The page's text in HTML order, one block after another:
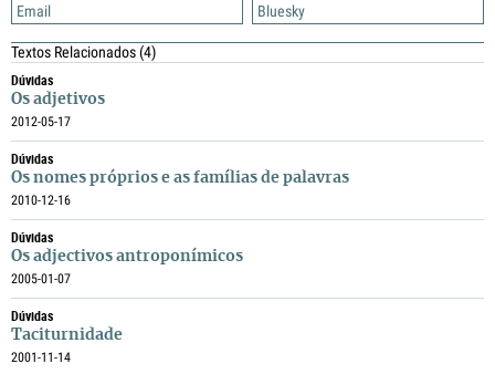
Email
Bluesky
Textos Relacionados(4)
Dúvidas
Os adjetivos
2012-05-17
Dúvidas
Os nomes próprios e as famílias de palavras
2010-12-16
Dúvidas
Os adjectivos antroponímicos
2005-01-07
Dúvidas
Taciturnidade
2001-11-14